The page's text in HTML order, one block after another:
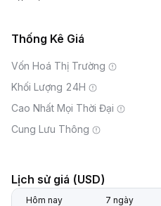
Thống Kê Giá
Vốn Hoá Thị Trường
Khối Lượng 24H
Cao Nhất Mọi Thời Đại
Cung Lưu Thông
Lịch sử giá (USD)
Hôm nay 7 ngày